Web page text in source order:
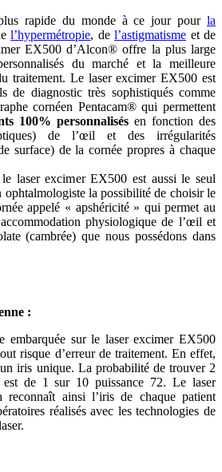
rapide du monde à ce jour pour la
l’hypermétropie, del’astigmatisme et de
EX500 d’Alcon® offre la plus large
du marché et la meilleure
traitement. Le laser excimer EX500 est
de diagnostic très sophistiqués comme
cornéen Pentacam® qui permettent
100% personnalisés en fonction des
de l’œil et des irrégularités
surface) de la cornée propres à chaque
laser excimer EX500 est aussi le seul
la possibilité de choisir le
appelé « apshéricité » qui permet au
physiologique de l’œil et
(cambrée) que nous possédons dans
:
embarquée sur le laser excimer EX500
risque d’erreur de traitement. En effet,
iris unique. La probabilité de trouver 2
de 1 sur 10 puissance 72. Le laser
reconnaît ainsi l’iris de chaque patient
réalisés avec les technologies de